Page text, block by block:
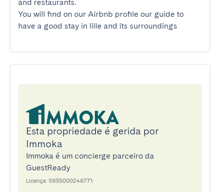
and restaurants.
You will find on our Airbnb profile our guide to
have a good stay in lille and its surroundings
Esta propriedade é gerida por
Immoka
Immoka é um concierge parceiro da
GuestReady
Licença: 5935000246771